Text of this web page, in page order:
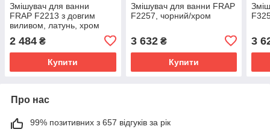
Змішувач для ванни
FRAP F2213 з довгим
виливом, латунь, хром
2 484 ₴
Купити
Змішувач для ванни FRAP
F2257, чорний/хром
3 632₴
Купити
3
Про нас
99% позитивних з 657 відгуків за рік